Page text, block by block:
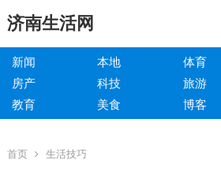
济南生活网
新闻 本地 体育
房产
科技 旅游
教育
美食 博客
首页 生活技巧